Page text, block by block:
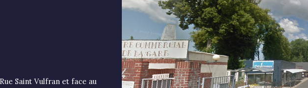
Saint Vulfran et face au